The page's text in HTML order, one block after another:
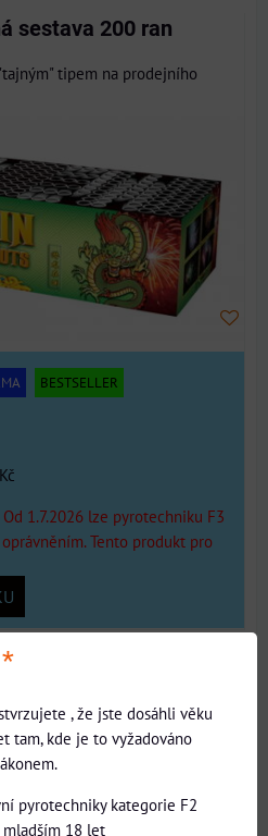
sestava 200 ran
tipem na prodejního
BESTSELLER
1.7.2026 lze pyrotechniku F3
Tento produkt pro
20mm) - 3min. -
fireworks) 274 ran, kalibr
*
, že jste dosáhli věku
tam, kde je to vyžadováno
pyrotechniky kategorie F2
mladším 18 let